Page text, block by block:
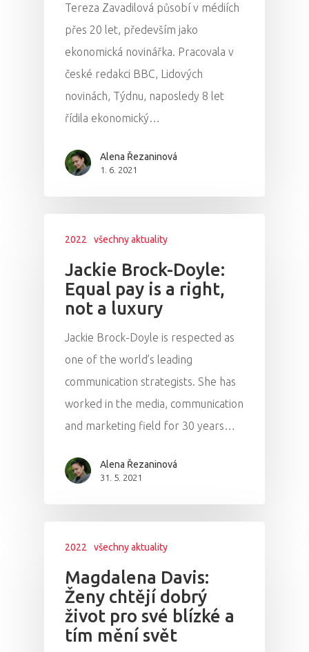
Tereza Zavadilová působí v médiích
přes 20 let, především jako
ekonomická novinářka. Pracovala v
české redakci BBC, Lidových
novinách, Týdnu, naposledy 8 let
řídila ekonomický…
Alena Řezaninová
1. 6. 2021
2022 všechny aktuality
Jackie Brock-Doyle:
Equal pay is a right,
not a luxury
Jackie Brock-Doyle is respected as
one of the world’s leading
communication strategists. She has
worked in the media, communication
and marketing field for 30 years…
Alena Řezaninová
31. 5. 2021
2022 všechny aktuality
Magdalena Davis:
Ženy chtějí dobrý
život pro své blízké a
tím mění svět
Program 26.3.